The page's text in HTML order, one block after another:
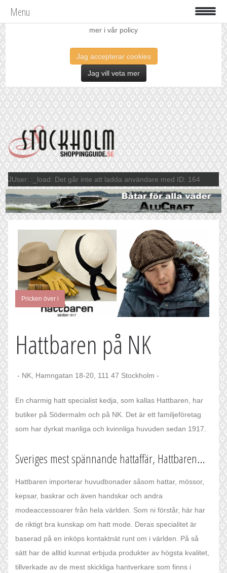
Vi använder oss av cookies för att förbättra din upplevelse. Läs
mer i vår policy
Jag accepterar cookies
Jag vill veta mer
Menu
JUser: :_load: Det går inte att ladda användare med ID: 164
Pricken över i
Hattbaren på NK
- NK, Hamngatan 18-20, 111 47 Stockholm -
En charmig hatt specialist kedja, som kallas Hattbaren, har
butiker på Södermalm och på NK. Det är ett familjeföretag
som har dyrkat manliga och kvinnliga huvuden sedan 1917.
Sveriges mest spännande hattaffär, Hattbaren...
Hattbaren importerar huvudbonader såsom hattar, mössor,
kepsar, baskrar och även handskar och andra
modeaccessoarer från hela världen. Som ni förstår, här har
de riktigt bra kunskap om hatt mode. Deras specialitet är
baserad på en inköps kontaktnät runt om i världen. På så
sätt har de alltid kunnat erbjuda produkter av högsta kvalitet,
tillverkade av de mest skickliga hantverkare som finns i